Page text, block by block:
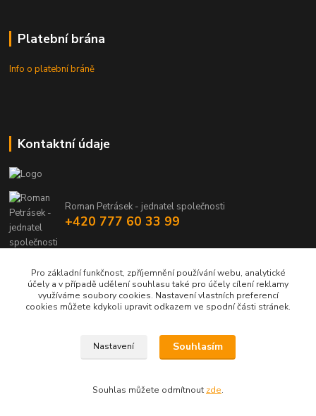
Platební brána
Info o platební bráně
Kontaktní údaje
Roman Petrásek - jednatel společnosti
+420 777 60 33 99
Upravit sběr cookies.
Pro základní funkčnost, zpříjemnění používání webu, analytické
účely a v případě udělení souhlasu také pro účely cílení reklamy
využíváme soubory cookies. Nastavení vlastních preferencí
cookies můžete kdykoli upravit odkazem ve spodní části stránek.
Nastavení Souhlasím
Souhlas můžete odmítnout zde.